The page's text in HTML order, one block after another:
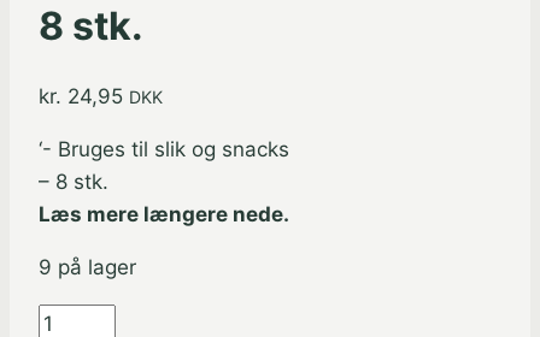
8 stk.
kr. 24,95 DKK
‘- Bruges til slik og snacks
– 8 stk.
Læs mere længere nede.
9 på lager
Harry